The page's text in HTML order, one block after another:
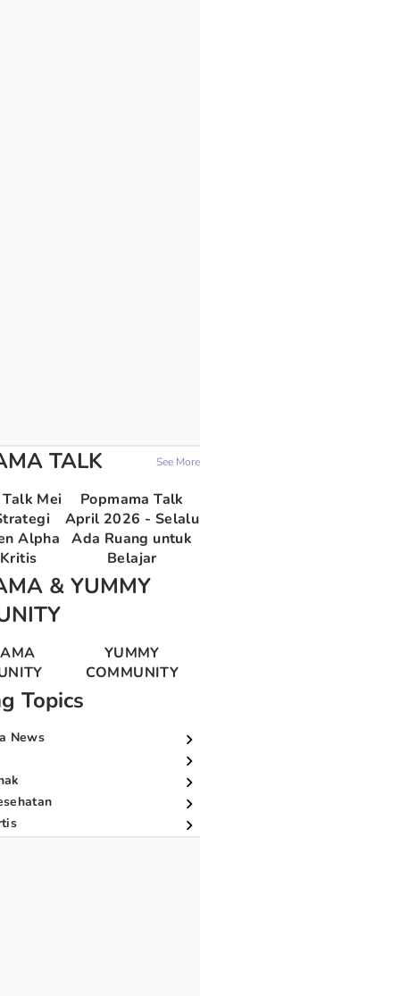
TALK See More
Mei
Alpha
Popmama Talk
April 2026 - Selalu
Ada Ruang untuk
Belajar
& YUMMY
YUMMY
COMMUNITY
Topics
News